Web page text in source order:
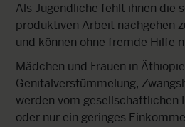
Als Jugendliche fehlt ihnen die
produktiven Arbeit nachgehen
und können ohne fremde Hilfe
Mädchen und Frauen in
Genitalverstümmelung,
werden vom gesellschaftlichen
oder nur ein geringes